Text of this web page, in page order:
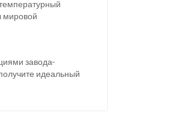
мировой
завода-
идеальный